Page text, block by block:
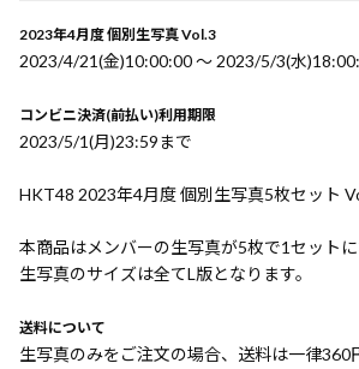
2023年4月度 個別生写真 Vol.3
2023/4/21(金)10:00:00 〜 2023/5/3(水
コンビニ決済(前払い)利用期限
2023/5/1(月)23:59まで
HKT48 2023年4月度 個別生写真5枚セット
本商品はメンバーの生写真が5枚で1セットに
生写真のサイズは全てL版となります。
送料について
生写真のみをご注文の場合、送料は一律360